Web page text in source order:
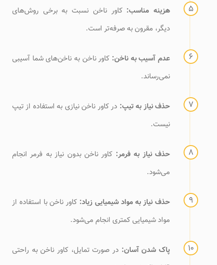
هزینه مناسب: کاور ناخن نسبت به برخی روش‌های
دیگر، مقرون به صرفه‌تر است.
عدم آسیب به ناخن: کاور ناخن به ناخن‌های شما آسیبی
نمی‌رساند.
حذف نیاز به تیپ: در کاور ناخن نیازی به استفاده از تیپ
نیست.
حذف نیاز به فرمر: کاور ناخن بدون نیاز به فرمر انجام
می‌شود.
حذف نیاز به مواد شیمیایی زیاد: کاور ناخن با استفاده از
مواد شیمیایی کمتری انجام می‌شود.
پاک شدن آسان: در صورت تمایل، کاور ناخن به راحتی